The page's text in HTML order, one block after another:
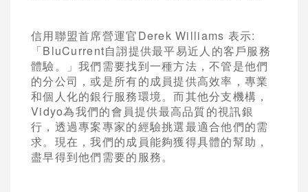
信用聯盟首席營運官Derek Williams 表示:
「BluCurrent自詡提供最平易近人的客戶服務
體驗。」我們需要找到一種方法，不管是他們
的分公司，或是所有的成員提供高效率，專業
和個人化的銀行服務環境。而其他分支機構，
Vidyo為我們的會員提供最高品質的視訊銀
行，透過專案專家的經驗挑選最適合他們的需
求。現在，我們的成員能夠獲得具體的幫助，
盡早得到他們需要的服務。